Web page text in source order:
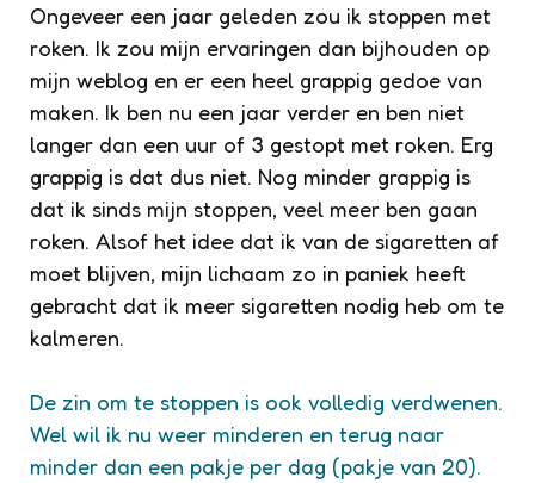
Ongeveer een jaar geleden zou ik stoppen met
roken. Ik zou mijn ervaringen dan bijhouden op
mijn weblog en er een heel grappig gedoe van
maken. Ik ben nu een jaar verder en ben niet
langer dan een uur of 3 gestopt met roken. Erg
grappig is dat dus niet. Nog minder grappig is
dat ik sinds mijn stoppen, veel meer ben gaan
roken. Alsof het idee dat ik van de sigaretten af
moet blijven, mijn lichaam zo in paniek heeft
gebracht dat ik meer sigaretten nodig heb om te
kalmeren.
De zin om te stoppen is ook volledig verdwenen.
Wel wil ik nu weer minderen en terug naar
minder dan een pakje per dag (pakje van 20).